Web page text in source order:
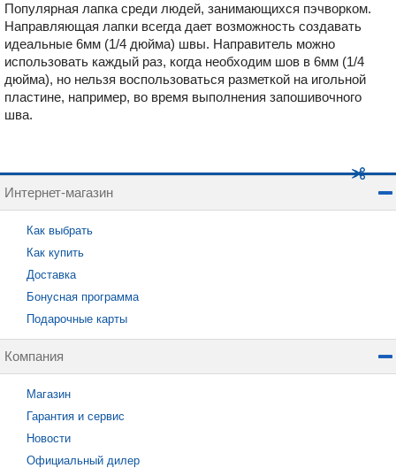
Популярная лапка среди людей, занимающихся пэчворком.
Направляющая лапки всегда дает возможность создавать
идеальные 6мм (1/4 дюйма) швы. Направитель можно
использовать каждый раз, когда необходим шов в 6мм (1/4
дюйма), но нельзя воспользоваться разметкой на игольной
пластине, например, во время выполнения запошивочного
шва.
Интернет-магазин
Как выбрать
Как купить
Доставка
Бонусная программа
Подарочные карты
Компания
Магазин
Гарантия и сервис
Новости
Официальный дилер